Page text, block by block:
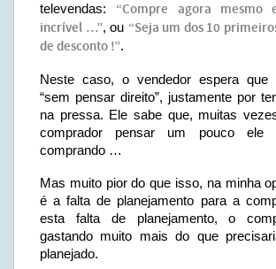
televendas: “Compre agora mesmo
incrível …”, ou “Seja um dos 10
de desconto !”.
Neste caso, o vendedor espera que
“sem pensar direito”, justamente por
na pressa. Ele sabe que, muitas
comprador pensar um pouco ele
comprando …
Mas muito pior do que isso, na minha
é a falta de planejamento para a
esta falta de planejamento, o
gastando muito mais do que
planejado.